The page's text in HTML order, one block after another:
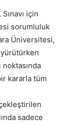
için
sorumluluk
Üniversitesi,
yürütürken
noktasında
kararla tüm
sadece